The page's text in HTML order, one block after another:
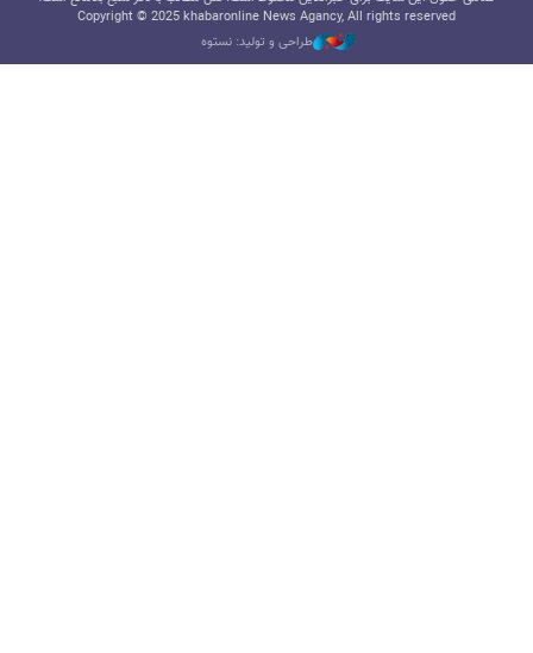
Copyright © 2025 khabaronline News Agancy, All rights reserved
طراحی و تولید: نستوه